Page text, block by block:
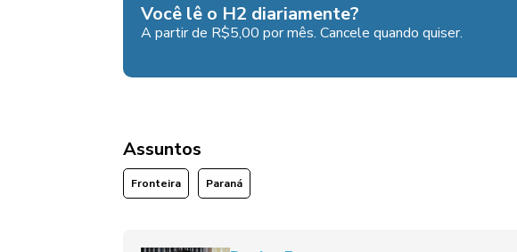
Você lê o H2 diariamente?
A partir de R$5,00 por mês. Cancele quando quiser.
Assuntos
Fronteira Paraná